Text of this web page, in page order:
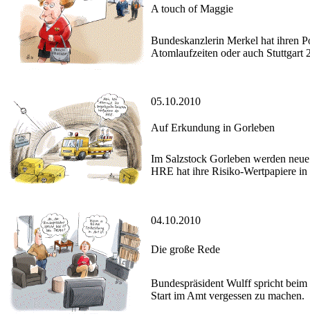
A touch of Maggie
Bundeskanzlerin Merkel hat ihren
Atomlaufzeiten oder auch Stuttgart
05.10.2010
Auf Erkundung in Gorleben
Im Salzstock Gorleben werden
HRE hat ihre Risiko-Wertpapiere in
04.10.2010
Die große Rede
Bundespräsident Wulff spricht
Start im Amt vergessen zu machen.